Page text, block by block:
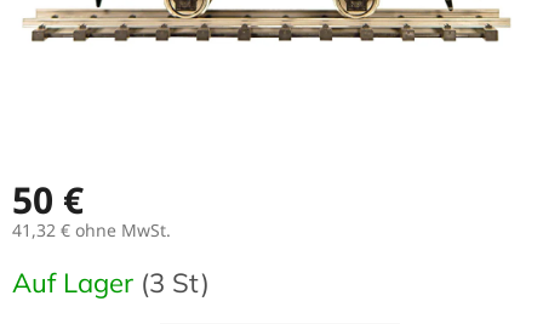
50 €
41,32 € ohne MwSt.
Auf Lager (3 St)